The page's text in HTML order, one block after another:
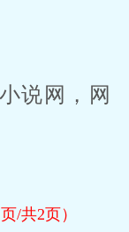
说网，网
/共2页）